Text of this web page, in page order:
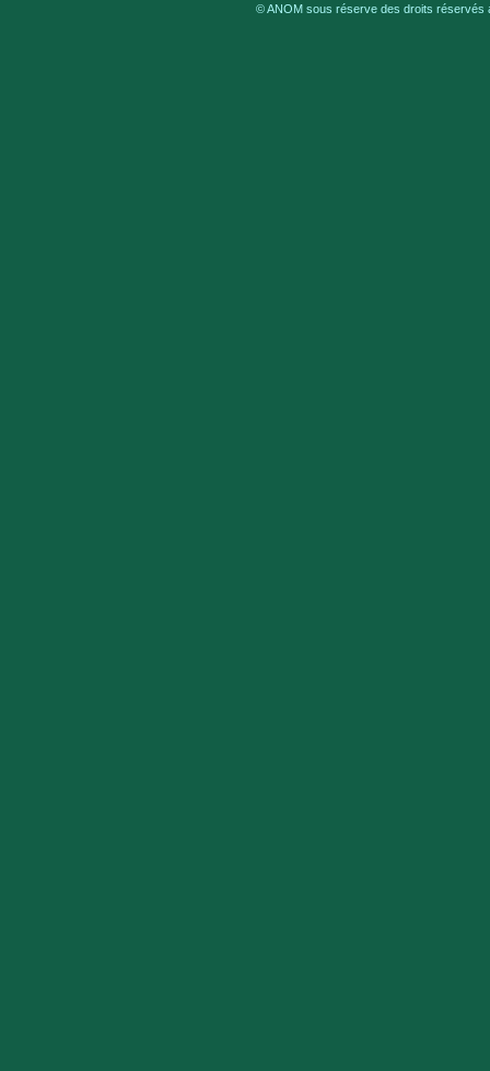
© ANOM sous réserve des droits réservés